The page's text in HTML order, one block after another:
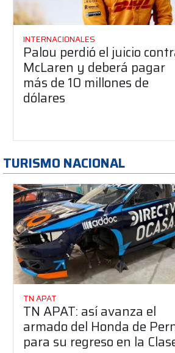
INTERNACIONALES
Palou perdió el juicio
McLaren y deberá pagar
más de 10 millones de
dólares
TURISMO NACIONAL
TN APAT
TN APAT: así avanza el
armado del Honda de
para su regreso en la